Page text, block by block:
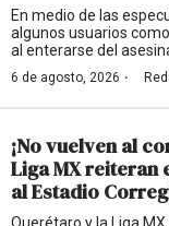
En medio de las
algunos usuarios
al enterarse del
6 de agosto, 2026 ·
¡No vuelven al
Liga MX reiteran
al Estadio